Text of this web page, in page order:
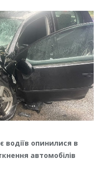
опинилися в
автомобілів